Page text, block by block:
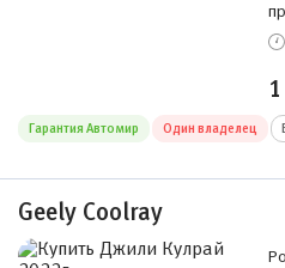
Geely Coolray